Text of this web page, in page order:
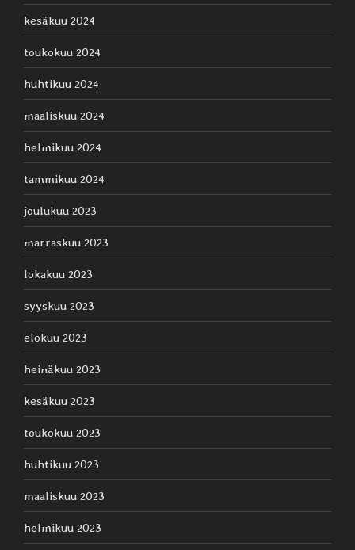
kesäkuu 2024
toukokuu 2024
huhtikuu 2024
maaliskuu 2024
helmikuu 2024
tammikuu 2024
joulukuu 2023
marraskuu 2023
lokakuu 2023
syyskuu 2023
elokuu 2023
heinäkuu 2023
kesäkuu 2023
toukokuu 2023
huhtikuu 2023
maaliskuu 2023
helmikuu 2023